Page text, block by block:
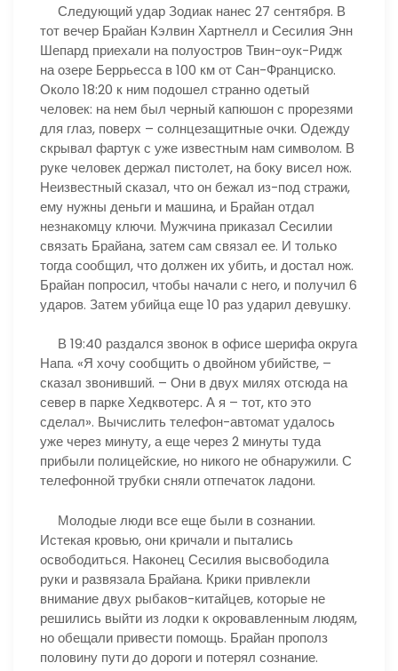
Следующий удар Зодиак нанес 27 сентября. В
тот вечер Брайан Кэлвин Хартнелл и Сесилия Энн
Шепард приехали на полуостров Твин-оук-Ридж
на озере Беррьесса в 100 км от Сан-Франциско.
Около 18:20 к ним подошел странно одетый
человек: на нем был черный капюшон с прорезями
для глаз, поверх – солнцезащитные очки. Одежду
скрывал фартук с уже известным нам символом. В
руке человек держал пистолет, на боку висел нож.
Неизвестный сказал, что он бежал из-под стражи,
ему нужны деньги и машина, и Брайан отдал
незнакомцу ключи. Мужчина приказал Сесилии
связать Брайана, затем сам связал ее. И только
тогда сообщил, что должен их убить, и достал нож.
Брайан попросил, чтобы начали с него, и получил 6
ударов. Затем убийца еще 10 раз ударил девушку.
В 19:40 раздался звонок в офисе шерифа округа
Напа. «Я хочу сообщить о двойном убийстве, –
сказал звонивший. – Они в двух милях отсюда на
север в парке Хедквотерс. А я – тот, кто это
сделал». Вычислить телефон-автомат удалось
уже через минуту, а еще через 2 минуты туда
прибыли полицейские, но никого не обнаружили. С
телефонной трубки сняли отпечаток ладони.
Молодые люди все еще были в сознании.
Истекая кровью, они кричали и пытались
освободиться. Наконец Сесилия высвободила
руки и развязала Брайана. Крики привлекли
внимание двух рыбаков-китайцев, которые не
решились выйти из лодки к окровавленным людям,
но обещали привести помощь. Брайан прополз
половину пути до дороги и потерял сознание.